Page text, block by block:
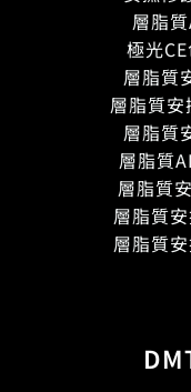
層脂
極光
層脂質
層脂質
層脂質
層脂質
層脂質
層脂質
層脂質